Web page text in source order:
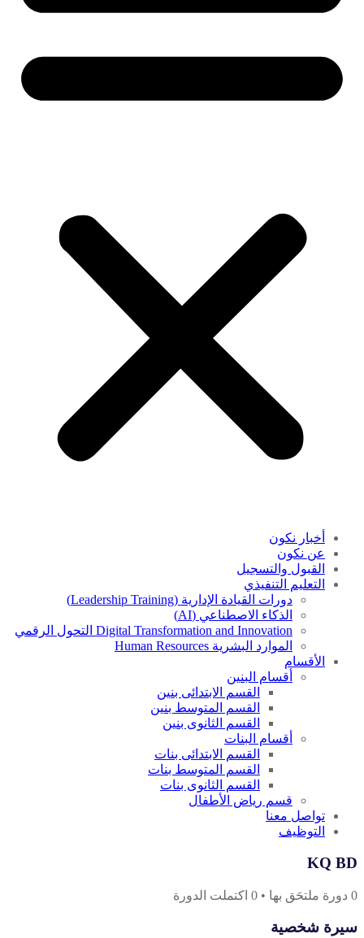
أخبار نكون
عن نكون
القبول والتسجيل
التعليم التنفيذي
دورات القيادة الإدارية (Leadership Training)
الذكاء الاصطناعي (AI)
Digital Transformation and Innovation التحول الرقمي
الموارد البشرية Human Resources
الأقسام
أقسام البنين
القسم الابتدائى بنين
القسم المتوسط بنين
القسم الثانوى بنين
أقسام البنات
القسم الابتدائى بنات
القسم المتوسط بنات
القسم الثانوى بنات
قسم رياض الأطفال
تواصل معنا
التوظيف
KQ BD
0 دورة ملتحَق بها •
0 اكتملت الدورة
سيرة شخصية